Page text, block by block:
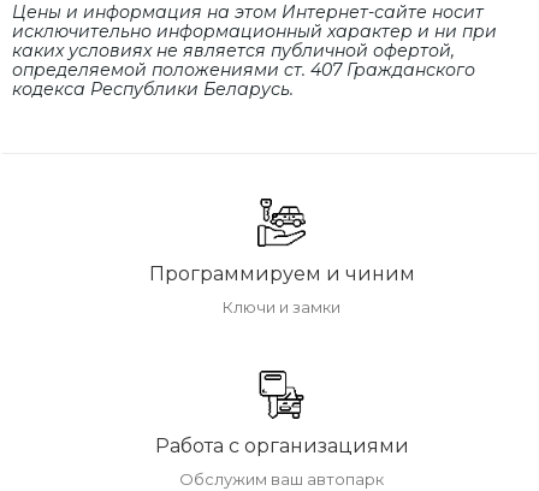
Цены и информация на этом Интернет-сайте носит
исключительно информационный характер и ни при
каких условиях не является публичной офертой,
определяемой положениями cт. 407 Гражданского
кодекса Республики Беларусь.
Программируем и чиним
Ключи и замки
Работа с организациями
Обслужим ваш автопарк